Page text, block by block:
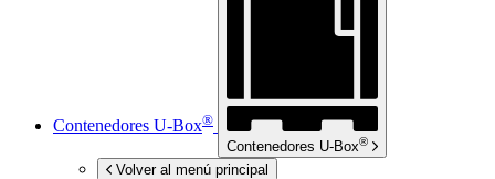
Contenedores U-Box®
Contenedores U-Box®
Volver al menú principal